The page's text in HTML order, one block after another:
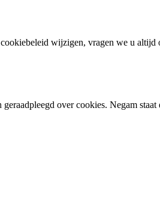
wijzigen, vragen we u
over cookies. Negam